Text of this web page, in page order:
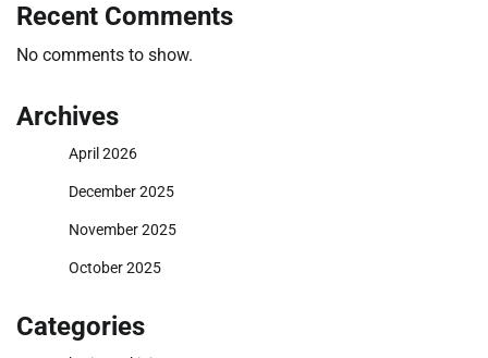
Recent Comments
No comments to show.
Archives
April 2026
December 2025
November 2025
October 2025
Categories